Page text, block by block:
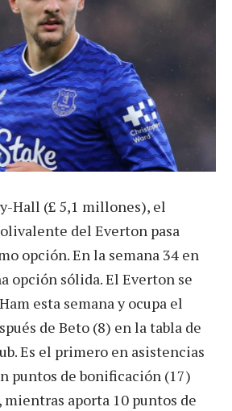
Hall (£ 5,1 millones), el
del Everton pasa
opción. En la semana 34 en
opción sólida. El Everton se
esta semana y ocupa el
de Beto (8) en la tabla de
Es el primero en asistencias
puntos de bonificación (17)
aporta 10 puntos de